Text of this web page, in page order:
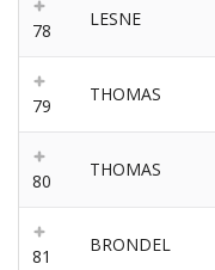
78
LESNE
79
THOMAS
80
THOMAS
81
BRONDEL